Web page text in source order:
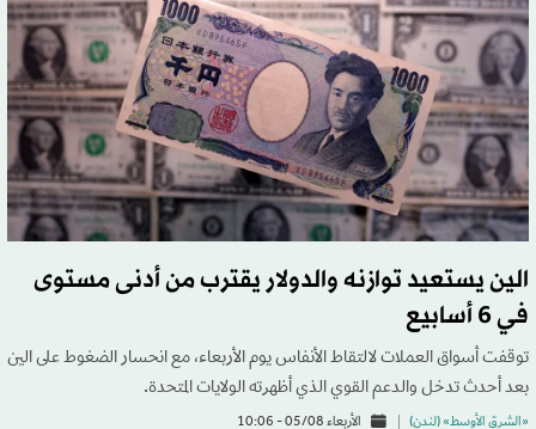
الين يستعيد توازنه والدولار يقترب من أدنى مستوى
في 6 أسابيع
توقفت أسواق العملات لالتقاط الأنفاس يوم الأربعاء، مع انحسار الضغوط على الين
بعد أحدث تدخل والدعم القوي الذي أظهرته الولايات المتحدة.
«الشرق الأوسط» (لندن) الأربعاء 05/08 - 10:06